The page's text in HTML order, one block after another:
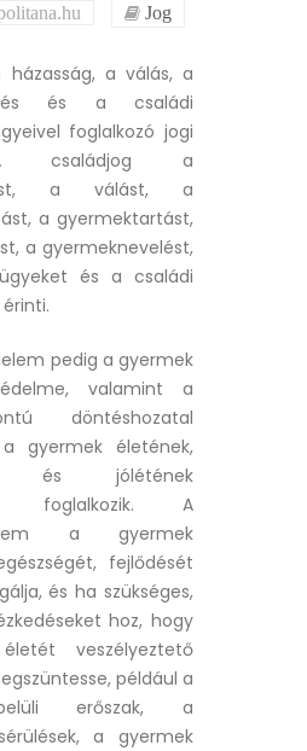
Jog
házasság, a válás, a
és a családi
foglalkozó jogi
a
a válást, a
a gyermektartást,
a gyermeknevelést,
és a családi
pedig a gyermek
valamint a
döntéshozatal
gyermek életének,
és jólétének
foglalkozik. A
a gyermek
fejlődését
és ha szükséges,
hoz, hogy
veszélyeztető
például a
erőszak, a
a gyermek